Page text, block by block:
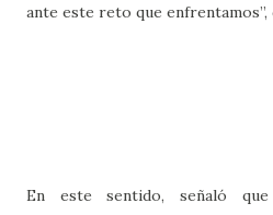
ante este reto que
En este sentido, señaló